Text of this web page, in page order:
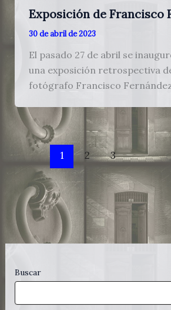
Exposición de Francisco
30 de abril de 2023
El pasado 27 de abril se
una exposición retrospectiva
fotógrafo Francisco
1 2 3
Buscar